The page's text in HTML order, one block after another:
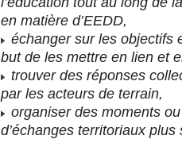
en matière d’EEDD,
échanger sur les objectifs
but de les mettre en lien et
trouver des réponses
par les acteurs de terrain,
organiser des moments
d’échanges territoriaux